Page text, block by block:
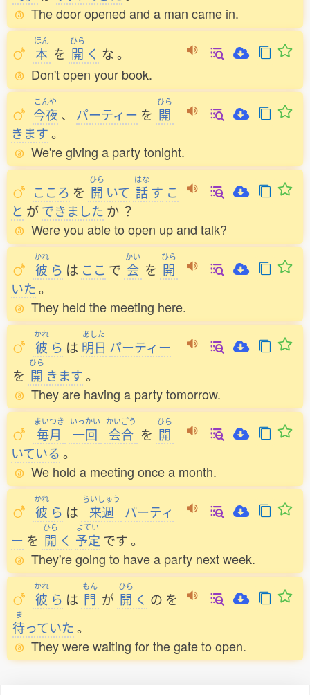
The door opened and a man came in.
ほん
本 を
ひら
開 く な。
Don't open your book.
こんや
今夜 、 パーティー を
ひら
開
きます。
We're giving a party tonight.
こころ を
ひら
開 いて
はな
話す こ
と ができました か ？
Were you able to open up and talk?
かれ
彼 ら は ここ で
かい
会 を
ひら
開
いた。
They held the meeting here.
かれ
彼 ら は
あした
明日 パーティー
を
ひら
開 きます。
They are having a party tomorrow.
まいつき
毎月
いっかい
一回
かいごう
会合 を
ひら
開
いている 。
We hold a meeting once a month.
かれ
彼 ら は
らいしゅう
来週
パーティ
ー を
ひら
開 く
よてい
予定 です。
They're going to have a party next week.
かれ
彼 ら は
もん
門 が
ひら
開 く の を
ま
待っていた。
They were waiting for the gate to open.